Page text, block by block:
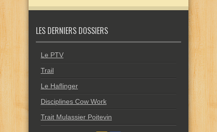
LES DERNIERS DOSSIERS
Le PTV
Trail
Le Haflinger
Disciplines Cow Work
Trait Mulassier Poitevin